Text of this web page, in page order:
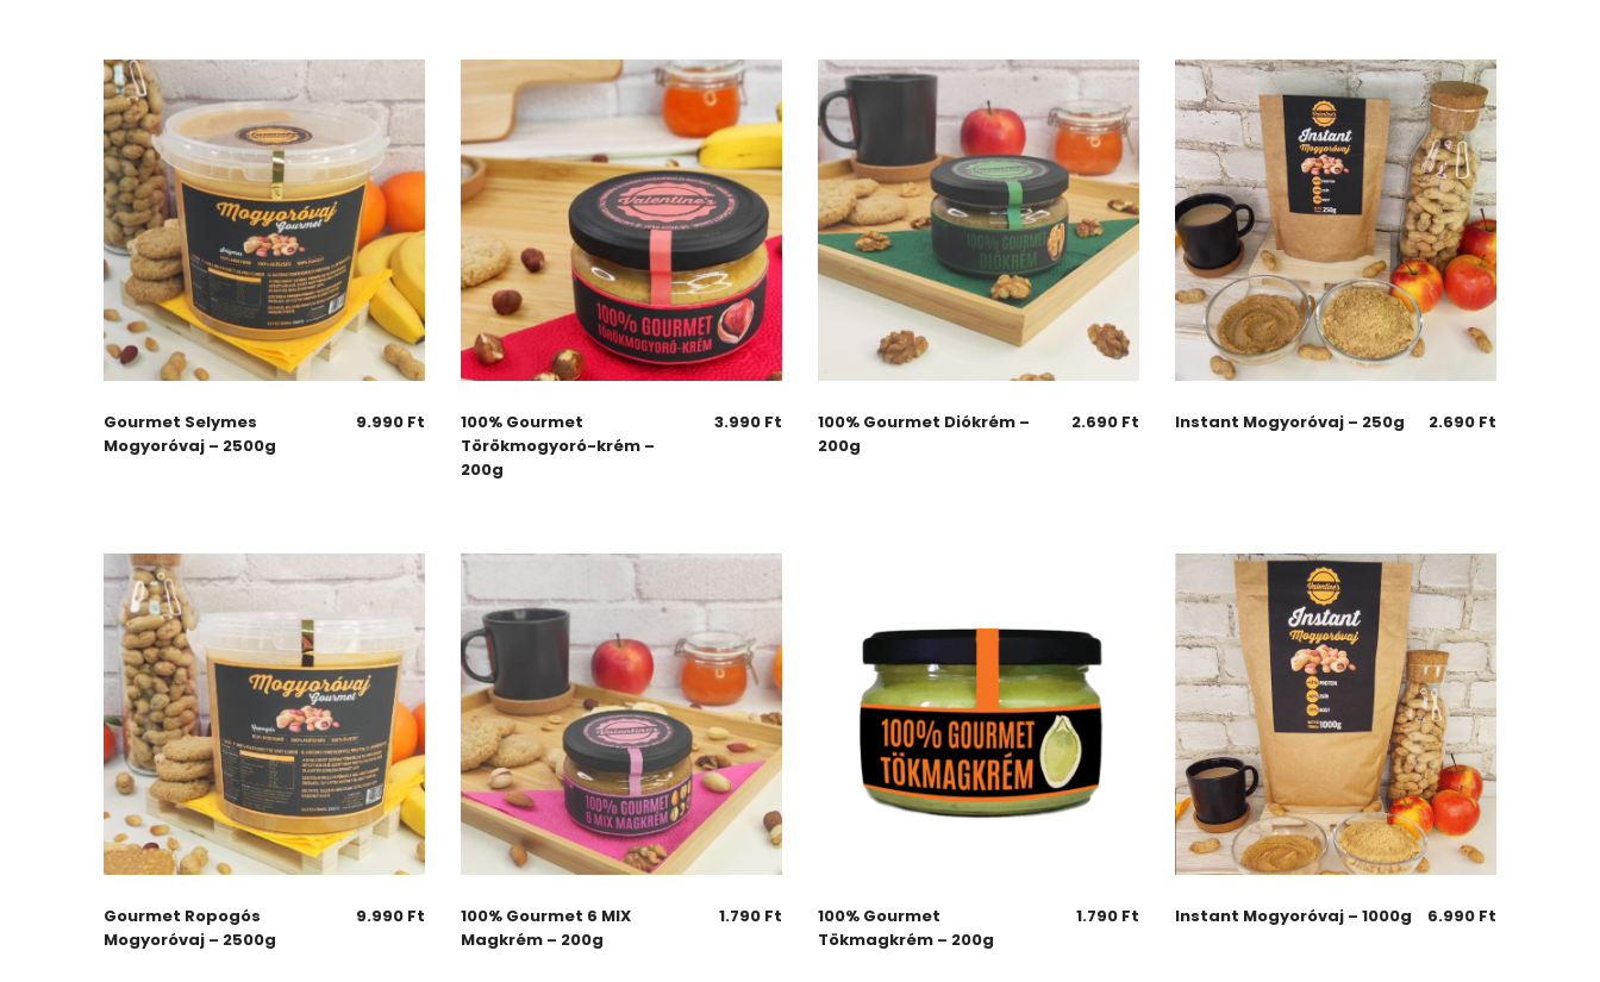
Gourmet Selymes
Mogyoróvaj – 2500g
9.990 Ft
100% Gourmet
Törökmogyoró-krém –
200g
3.990 Ft
100% Gourmet Diókrém –
200g
2.690 Ft Instant Mogyoróvaj – 250g 2.690 Ft
Gourmet Ropogós
Mogyoróvaj – 2500g
9.990 Ft
100% Gourmet 6 MIX
Magkrém – 200g
1.790 Ft
100% Gourmet
Tökmagkrém – 200g
1.790 Ft Instant Mogyoróvaj – 1000g 6.990 Ft